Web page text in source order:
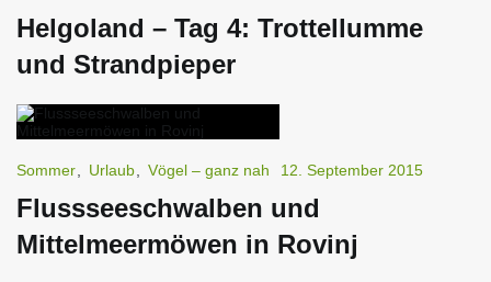
Helgoland – Tag 4: Trottellumme
und Strandpieper
Sommer Urlaub Vögel – ganz nah 12. September 2015
Flussseeschwalben und
Mittelmeermöwen in Rovinj